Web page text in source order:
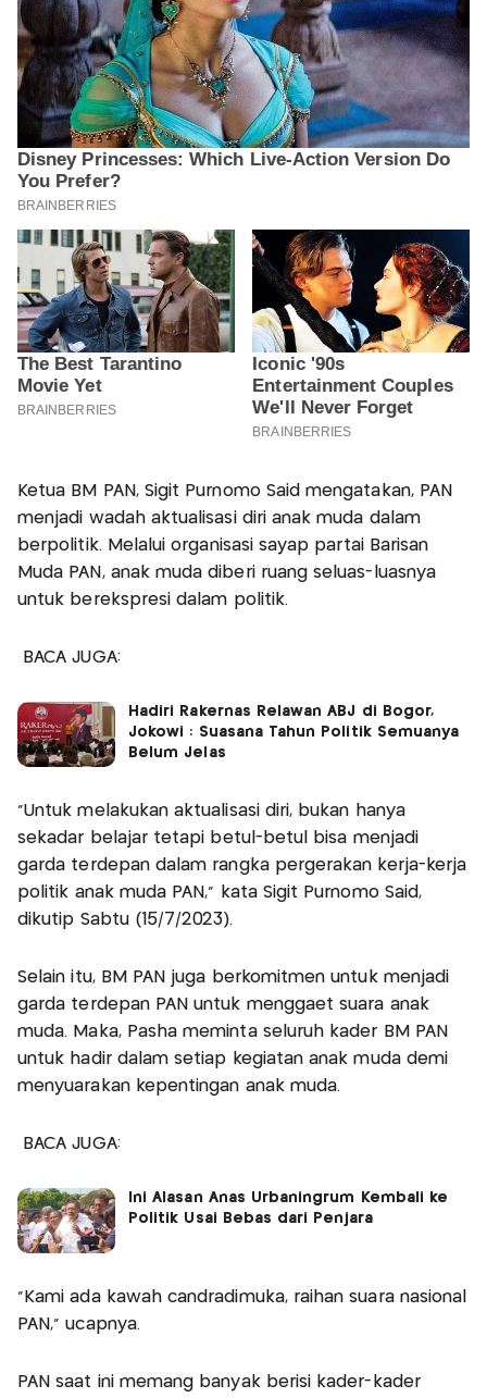
Ketua BM PAN, Sigit Purnomo Said mengatakan, PAN
menjadi wadah aktualisasi diri anak muda dalam
berpolitik. Melalui organisasi sayap partai Barisan
Muda PAN, anak muda diberi ruang seluas-luasnya
untuk berekspresi dalam politik.
BACA JUGA:
Hadiri Rakernas Relawan ABJ di Bogor,
Jokowi : Suasana Tahun Politik Semuanya
Belum Jelas
"Untuk melakukan aktualisasi diri, bukan hanya
sekadar belajar tetapi betul-betul bisa menjadi
garda terdepan dalam rangka pergerakan kerja-kerja
politik anak muda PAN," kata Sigit Purnomo Said,
dikutip Sabtu (15/7/2023).
Selain itu, BM PAN juga berkomitmen untuk menjadi
garda terdepan PAN untuk menggaet suara anak
muda. Maka, Pasha meminta seluruh kader BM PAN
untuk hadir dalam setiap kegiatan anak muda demi
menyuarakan kepentingan anak muda.
BACA JUGA:
Ini Alasan Anas Urbaningrum Kembali ke
Politik Usai Bebas dari Penjara
"Kami ada kawah candradimuka, raihan suara nasional
PAN,” ucapnya.
PAN saat ini memang banyak berisi kader-kader